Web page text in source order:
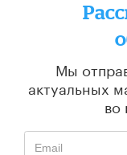
Мы
актуальных
во